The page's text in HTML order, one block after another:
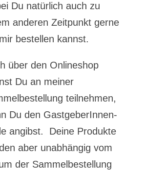
Du natürlich auch zu
anderen Zeitpunkt gerne
bestellen kannst.
über den Onlineshop
Du an meiner
teilnehmen,
Du den GastgeberInnen-
angibst. Deine Produkte
aber unabhängig vom
der Sammelbestellung